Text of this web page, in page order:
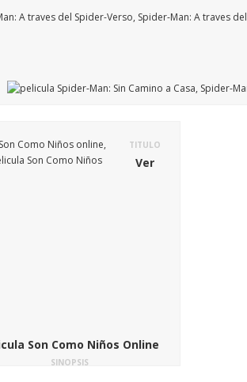
TITULO
Ver
Son Como Niños Online
SINOPSIS